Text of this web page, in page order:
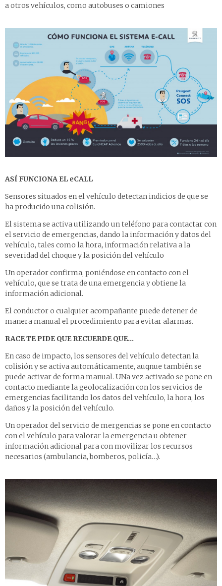
a otros vehículos, como autobuses o camiones
ASÍ FUNCIONA EL eCALL
Sensores situados en el vehículo detectan indicios de que se
ha producido una colisión.
El sistema se activa utilizando un teléfono para contactar con
el servicio de emergencias, dando la información y datos del
vehículo, tales como la hora, información relativa a la
severidad del choque y la posición del vehículo
Un operador confirma, poniéndose en contacto con el
vehículo, que se trata de una emergencia y obtiene la
información adicional.
El conductor o cualquier acompañante puede detener de
manera manual el procedimiento para evitar alarmas.
RACE TE PIDE QUE RECUERDE QUE…
En caso de impacto, los sensores del vehículo detectan la
colisión y se activa automáticamente, auqnue también se
puede activar de forma manual. UNa vez activado se pone en
contacto mediante la geolocalización con los servicios de
emergencias facilitando los datos del vehículo, la hora, los
daños y la posición del vehículo.
Un operador del servicio de mergencias se pone en contacto
con el vehículo para valorar la emergencia u obtener
información adicional para con movilizar los recursos
necesarios (ambulancia, bomberos, policía…).